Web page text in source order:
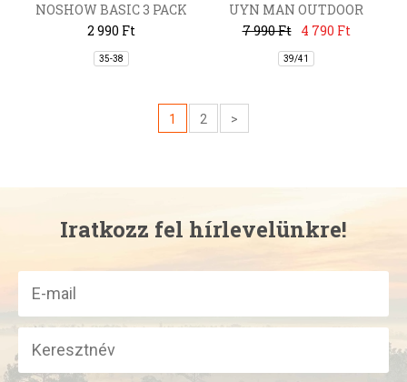
NOSHOW BASIC 3 PACK
2 990 Ft
35-38
UYN MAN OUTDOOR
EXPLORER SOCKS
7 990 Ft 4 790 Ft
39/41
1 2 >
Iratkozz fel hírlevelünkre!